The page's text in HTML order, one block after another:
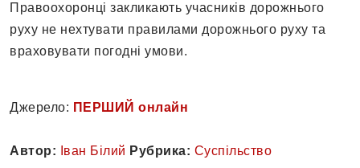
Правоохоронці закликають учасників дорожнього
руху не нехтувати правилами дорожнього руху та
враховувати погодні умови.
Джерело: ПЕРШИЙ онлайн
Автор: Іван Білий Рубрика: Суспільство